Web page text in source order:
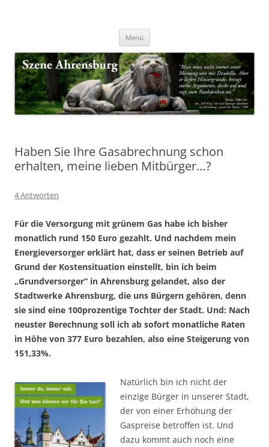
Szene Ahrensburg
Menü
Haben Sie Ihre Gasabrechnung schon
erhalten, meine lieben Mitbürger…?
4 Antworten
Für die Versorgung mit grünem Gas habe ich bisher
monatlich rund 150 Euro gezahlt. Und nachdem mein
Energieversorger erklärt hat, dass er seinen Betrieb auf
Grund der Kostensituation einstellt, bin ich beim
„Grundversorger“ in Ahrensburg gelandet, also der
Stadtwerke Ahrensburg, die uns Bürgern gehören, denn
sie sind eine 100prozentige Tochter der Stadt. Und: Nach
neuster Berechnung soll ich ab sofort monatliche Raten
in Höhe von 377 Euro bezahlen, also eine Steigerung von
151,33%.
Natürlich bin ich nicht der
einzige Bürger in unserer Stadt,
der von einer Erhöhung der
Gaspreise betroffen ist. Und
dazu kommt auch noch eine